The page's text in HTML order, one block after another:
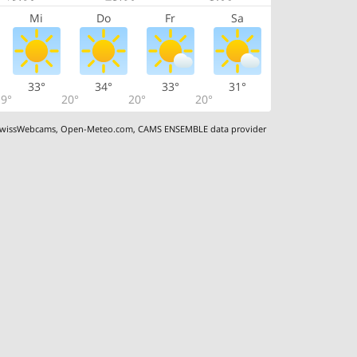
Mi Do Fr Sa
33°
20°
34°
20°
33°
20°
31°
,Open-Meteo.com,CAMS ENSEMBLE data provider